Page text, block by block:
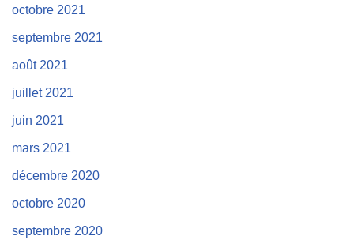
octobre 2021
septembre 2021
août 2021
juillet 2021
juin 2021
mars 2021
décembre 2020
octobre 2020
septembre 2020